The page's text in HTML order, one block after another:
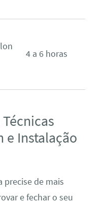
4 a 6 horas
Técnicas
e Instalação
precise de mais
e fechar o seu